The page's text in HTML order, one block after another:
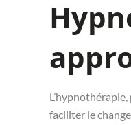
faciliter le